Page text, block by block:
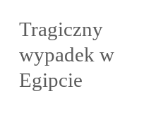
Tragiczny
wypadek w
Egipcie